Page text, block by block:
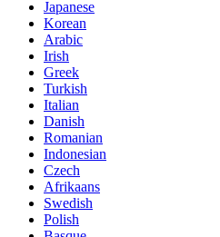
Japanese
Korean
Arabic
Irish
Greek
Turkish
Italian
Danish
Romanian
Indonesian
Czech
Afrikaans
Swedish
Polish